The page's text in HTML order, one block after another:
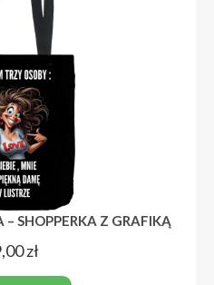
SHOPPERKA Z GRAFIKĄ
zł